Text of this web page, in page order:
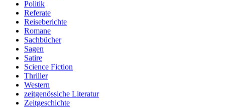
Politik
Referate
Reiseberichte
Romane
Sachbücher
Sagen
Satire
Science Fiction
Thriller
Western
zeitgenössiche Literatur
Zeitgeschichte